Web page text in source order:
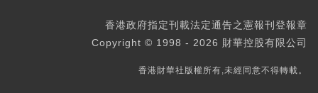
香港政府指定刊載法定通告之憲報刊登報章
Copyright © 1998 - 2026 財華控股有限公司
香港財華社版權所有,未經同意不得轉載。